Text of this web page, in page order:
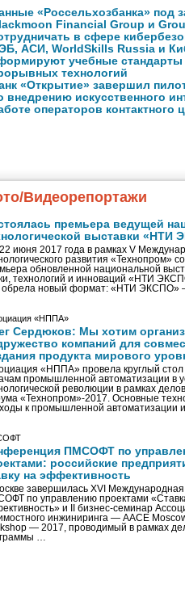
«Россельхозбанка» под
Financial Group и
в сфере
АСИ, WorldSkills Russia и
учебные
технологий
«Открытие» завершил
внедрению искусственного
операторов контактного
Видеорепортажи
премьера ведущей
выставки «НТИ
июня 2017 года в рамках V
развития «Технопром»
обновленной национальной
технологий и инноваций «НТИ
обрела новый формат: «НТИ ЭКСПО»
«НППА»
Сердюков: Мы хотим
компаний для
продукта мирового
«НППА» провела круглый
промышленной автоматизации в
революции в рамках
«Технопром»-2017. Основные
к промышленной автоматизации
ПМСОФТ по
российские
на эффективность
завершилась XVI
по управлению проектами
и II бизнес-семинар
инжиниринга — AACE
— 2017, проводимый в рамках
…